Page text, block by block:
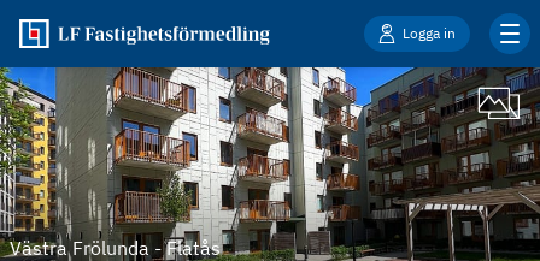
Logga in
Västra Frölunda -Flatås